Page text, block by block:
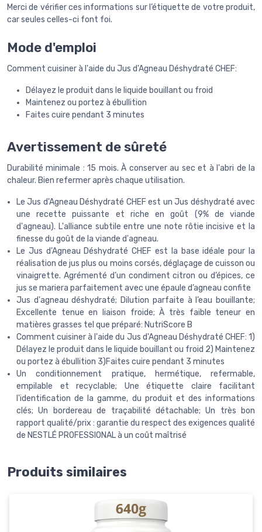
Merci de vérifier ces informations sur l’étiquette de votre produit,
car seules celles-ci font foi.
Mode d'emploi
Comment cuisiner à l'aide du Jus d'Agneau Déshydraté CHEF:
Délayez le produit dans le liquide bouillant ou froid
Maintenez ou portez à ébullition
Faites cuire pendant 3 minutes
Avertissement de sûreté
Durabilité minimale : 15 mois. À conserver au sec et à l'abri de la
chaleur. Bien refermer après chaque utilisation.
Le Jus d'Agneau Déshydraté CHEF est un Jus déshydraté avec
une recette puissante et riche en goût (9% de viande
d'agneau). L'alliance subtile entre une note rôtie incisive et la
finesse du goût de la viande d'agneau.
Le Jus d'Agneau Déshydraté CHEF est la base idéale pour la
réalisation de jus plus ou moins corsés, déglaçage de cuisson ou
vinaigrette. Agrémenté d’un condiment citron ou d’épices, ce
jus se mariera parfaitement avec une épaule d’agneau confite
Jus d'agneau déshydraté; Dilution parfaite à l’eau bouillante;
Excellente tenue en liaison froide; À très faible teneur en
matières grasses tel que préparé: NutriScore B
Comment cuisiner à l'aide du Jus d'Agneau Déshydraté CHEF: 1)
Délayez le produit dans le liquide bouillant ou froid 2) Maintenez
ou portez à ébullition 3)Faites cuire pendant 3 minutes
Un conditionnement pratique, hermétique, refermable,
empilable et recyclable; Une étiquette claire facilitant
l'identification de la gamme, du produit et des informations
clés; Un bordereau de traçabilité détachable; Un très bon
rapport qualité/prix : garantie du respect des exigences qualité
de NESTLÉ PROFESSIONAL à un coût maîtrisé
Produits similaires